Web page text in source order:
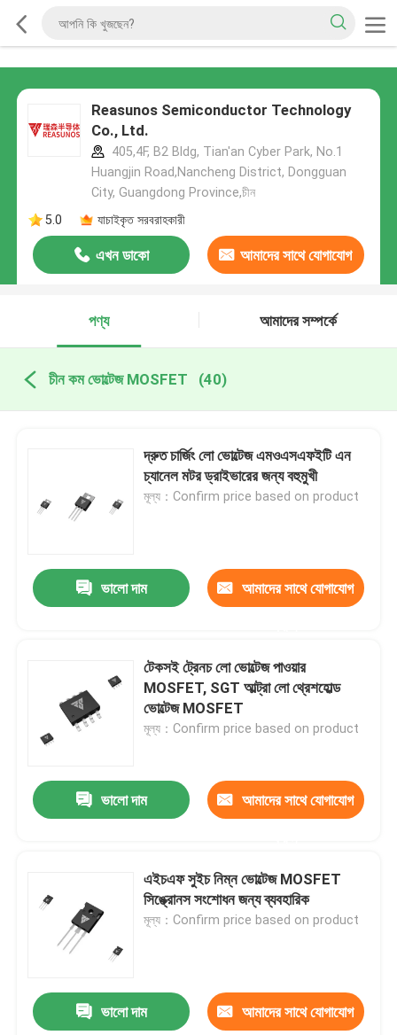
Reasunos Semiconductor Technology
Co., Ltd.
405,4F, B2 Bldg, Tian'an Cyber Park, No.1
Huangjin Road,Nancheng District, Dongguan
City, Guangdong Province,চীন
5.0
যাচাইকৃত সরবরাহকারী
এখন ডাকো আমাদের সাথে যোগাযোগ
পণ্য
আমাদের সম্পর্কে
চীন কম ভোল্টেজ MOSFET (40)
দ্রুত চার্জিং লো ভোল্টেজ এমওএসএফইটি এন
চ্যানেল মটর ড্রাইভারের জন্য বহুমুখী
মূল্য：Confirm price based on product
ভালো দাম আমাদের সাথে যোগাযোগ
টেকসই ট্রেনচ লো ভোল্টেজ পাওয়ার
MOSFET, SGT আল্ট্রা লো থ্রেশহোল্ড
ভোল্টেজ MOSFET
মূল্য：Confirm price based on product
ভালো দাম আমাদের সাথে যোগাযোগ
এইচএফ সুইচ নিম্ন ভোল্টেজ MOSFET
সিঙ্ক্রোনস সংশোধন জন্য ব্যবহারিক
মূল্য：Confirm price based on product
ভালো দাম আমাদের সাথে যোগাযোগ